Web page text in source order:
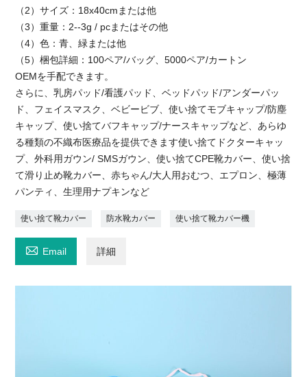
（2）サイズ：18x40cmまたは他
（3）重量：2--3g / pcまたはその他
（4）色：青、緑または他
（5）梱包詳細：100ペア/バッグ、5000ペア/カートン
OEMを手配できます。
さらに、乳房パッド/看護パッド、ベッドパッド/アンダーパッ
ド、フェイスマスク、ベビービブ、使い捨てモブキャップ/防塵
キャップ、使い捨てバフキャップ/ナースキャップなど、あらゆ
る種類の不織布医療品を提供できます使い捨てドクターキャッ
プ、外科用ガウン/ SMSガウン、使い捨てCPE靴カバー、使い捨
て滑り止め靴カバー、赤ちゃん/大人用おむつ、エプロン、極薄
パンティ、生理用ナプキンなど
使い捨て靴カバー 防水靴カバー 使い捨て靴カバー機
 Email 詳細